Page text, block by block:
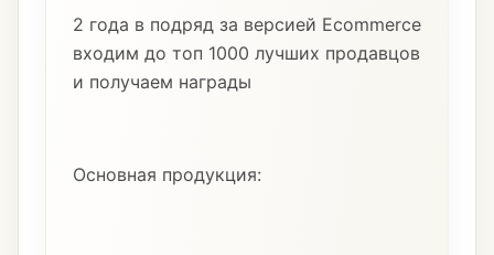
2 года в подряд за версией Ecommerce
входим до топ 1000 лучших продавцов
и получаем награды
Основная продукция: